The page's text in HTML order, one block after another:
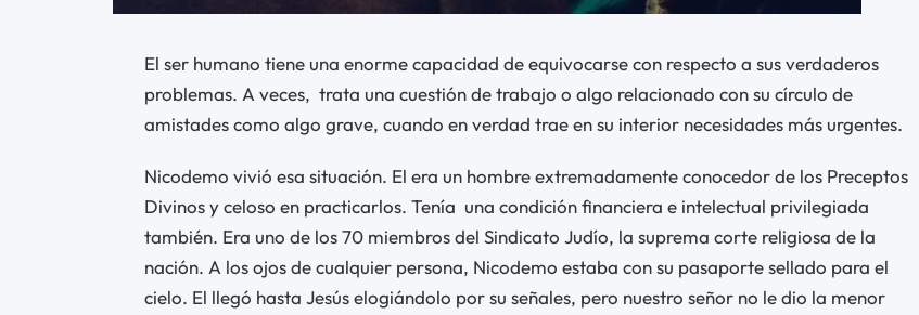
El ser humano tiene una enorme capacidad de equivocarse con respecto a sus verdaderos
problemas. A veces, trata una cuestión de trabajo o algo relacionado con su círculo de
amistades como algo grave, cuando en verdad trae en su interior necesidades más urgentes.
Nicodemo vivió esa situación. El era un hombre extremadamente conocedor de los Preceptos
Divinos y celoso en practicarlos. Tenía una condición financiera e intelectual privilegiada
también. Era uno de los 70 miembros del Sindicato Judío, la suprema corte religiosa de la
nación. A los ojos de cualquier persona, Nicodemo estaba con su pasaporte sellado para el
cielo. El llegó hasta Jesús elogiándolo por su señales, pero nuestro señor no le dio la menor